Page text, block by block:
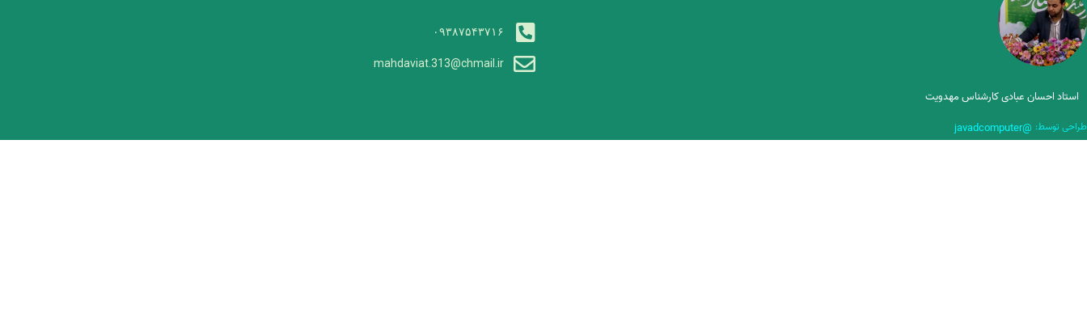
استاد احسان عبادی کارشناس مهدویت
۰۹۳۸۷۵۴۳۷۱۶
mahdaviat.313@chmail.ir
طراحی توسط: @javadcomputer